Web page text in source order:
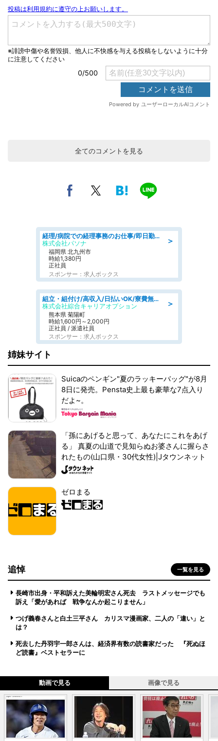
全てのコメントを見る
＞
経理/病院での経理事務のお仕事/即日勤務可/車通勤可/経理/一般事務
株式会社パソナ
福岡県 北九州市
時給1,380円
正社員
スポンサー：求人ボックス
＞
組立・組付け/高収入/日払いOK/寮費無料/交替制/20・30・40代活躍中
株式会社綜合キャリアオプション
熊本県 菊陽町
時給1,600円～2,000円
正社員 / 派遣社員
スポンサー：求人ボックス
姉妹サイト
Suicaのペンギン"夏のラッキーバッグ"が8月
8日に発売。Pensta史上最も豪華な7点入り
だよ~。
「孫にあげると思って、あなたにこれをあげ
る」 真夏の山道で見知らぬお婆さんに握らさ
れたもの(山口県・30代女性)|Jタウンネット
ゼロまる
追悼 一覧を見る
長崎市出身・平和訴えた美輪明宏さん死去 ラストメッセージでも
訴え「愛があれば 戦争なんか起こりません」
つげ義春さんと白土三平さん カリスマ漫画家、二人の「違い」と
は？
死去した丹羽宇一郎さんは、経済界有数の読書家だった 『死ぬほ
ど読書』ベストセラーに
動画で見る 画像で見る